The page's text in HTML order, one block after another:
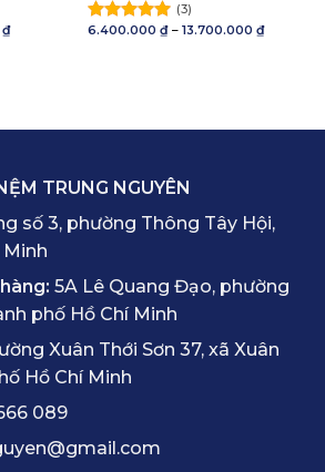
₫Khoảng
giá:
Được xếp
(3)
6.400.000 ₫ – 13.700.000 ₫Khoảng
giá:
TRUNG NGUYÊN
số 3, phường Thông Tây Hội,
5A Lê Quang Đạo, phường
phố Hồ Chí Minh
Xuân Thới Sơn 37, xã Xuân
Hồ Chí Minh
089